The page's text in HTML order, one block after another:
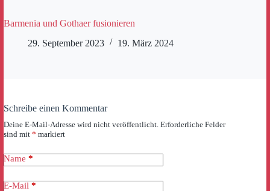
Barmenia und Gothaer fusionieren
29. September 2023
19. März 2024
Schreibe einen Kommentar
Deine E-Mail-Adresse wird nicht veröffentlicht. Erforderliche Felder
sind mit * markiert
Name *
E-Mail *